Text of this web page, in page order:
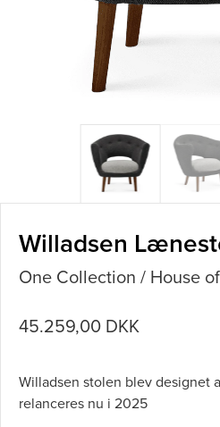
Willadsen
One Collection / House
45.259,00 DKK
Willadsen stolen blev designet
relanceres nu i 2025